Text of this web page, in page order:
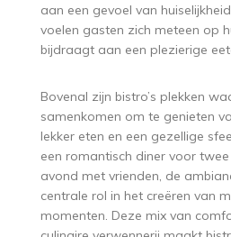
aan een gevoel van
voelen gasten zich meteen op
bijdraagt aan een plezierige
Bovenal zijn bistro’s plekken
samenkomen om te genieten
lekker eten en een gezellige
een romantisch diner voor
avond met vrienden, de
centrale rol in het creëren van
momenten. Deze mix van